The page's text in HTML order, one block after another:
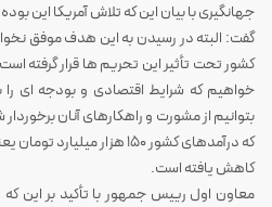
جهانگیری با بیان این که تلاش آمریکا این
گفت: البته در رسیدن به این هدف موفق
کشور تحت تأثیر این تحریم ها قرار گرفته
خواهیم که شرایط اقتصادی و بودجه ای را
بتوانیم از مشورت و راهکارهای آنان
کاهش یافته است.
معاون اول رییس جمهور با تأکید بر این